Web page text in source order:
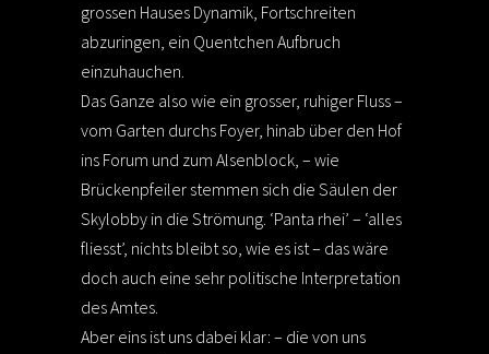
grossen Hauses Dynamik, Fortschreiten
abzuringen, ein Quentchen Aufbruch
einzuhauchen.
Das Ganze also wie ein grosser, ruhiger Fluss –
vom Garten durchs Foyer, hinab über den Hof
ins Forum und zum Alsenblock, – wie
Brückenpfeiler stemmen sich die Säulen der
Skylobby in die Strömung. ‘Panta rhei’ – ‘alles
fliesst’, nichts bleibt so, wie es ist – das wäre
doch auch eine sehr politische Interpretation
des Amtes.
Aber eins ist uns dabei klar: – die von uns